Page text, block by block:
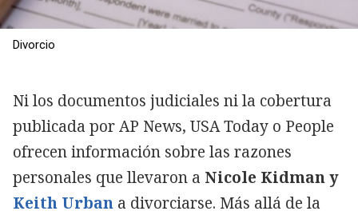
Divorcio
Ni los documentos judiciales ni la cobertura
publicada por AP News, USA Today o People
ofrecen información sobre las razones
personales que llevaron a Nicole Kidman y
Keith Urban a divorciarse. Más allá de la